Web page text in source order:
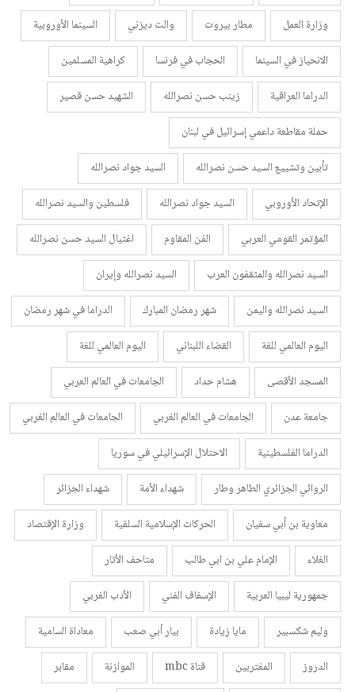
وزارة العمل
مطار بيروت والت ديزني
السينما الأوروبية
الانحياز في السينما
الحجاب في فرنسا
كراهية المسلمين
الدراما العراقية
زينب حسن نصرالله
الشهيد حسن قصير
حملة مقاطعة داعمي إسرائيل في لبنان
تأبين وتشييع السيد حسن نصرالله
السيد جواد نصرالله
الإتحاد الأوروبي
السيد جواد نصرالله
فلسطين والسيد نصرالله
المؤتمر القومي العربي
الفن المقاوم
اغتيال السيد حسن نصرالله
السيد نصرالله والمثقفون العرب
السيد نصرالله وإيران
السيد نصرالله واليمن
شهر رمضان المبارك
الدراما في شهر رمضان
اليوم العالمي للغة
القضاء اللبناني
اليوم العالمي للغة
المسجد الأقصى
هشام حداد
الجامعات في العالم العربي
جامعة عدن
الجامعات في العالم الغربي
الجامعات في العالم الغربي
الدراما الفلسطينية
الاحتلال الإسرائيلي في سوريا
الروائي الجزائري الطاهر وطار
شهداء الأمة
شهداء الجزائر
معاوية بن أبي سفيان
الحركات الإسلامية السلفية
وزارة الإقتصاد
الغلاء
الإمام علي بن ابي طالب
متاحف الأثار
جمهورية ليبيا العربية
الإسفاف الفني
الأدب الغربي
وليم شكسبير
مايا زيادة بيار أبي صعب
معاداة السامية
الدروز
المغتربين قناة mbc الموازنة
مقابر